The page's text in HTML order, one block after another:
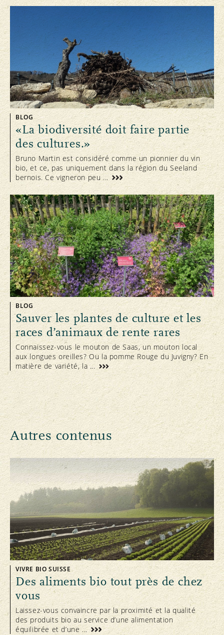
BLOG
«La biodiversité doit faire partie
des cultures.»
Bruno Martin est considéré comme un pionnier du vin
bio, et ce, pas uniquement dans la région du Seeland
bernois. Ce vigneron peu ...
BLOG
Sauver les plantes de culture et les
races d’animaux de rente rares
Connaissez-vous le mouton de Saas, un mouton local
aux longues oreilles? Ou la pomme Rouge du Juvigny? En
matière de variété, la ...
Autres contenus
VIVRE BIO SUISSE
Des aliments bio tout près de chez
vous
Laissez-vous convaincre par la proximité et la qualité
des produits bio au service d’une alimentation
équilibrée et d’une ...